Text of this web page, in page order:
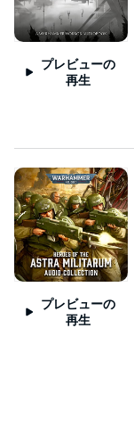
プレビューの
再生
プレビューの
再生